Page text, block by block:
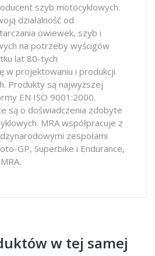
szyb motocyklowych.
działalność od
owiewek, szyb i
na potrzeby wyścigów
lat 80-tych
w projektowaniu i produkcji
Produkty są najwyższej
EN ISO 9001:2000.
są o doświadczenia zdobyte
MRA współpracuje z
zespołami
GP, Superbike i Endurance,
w tej samej